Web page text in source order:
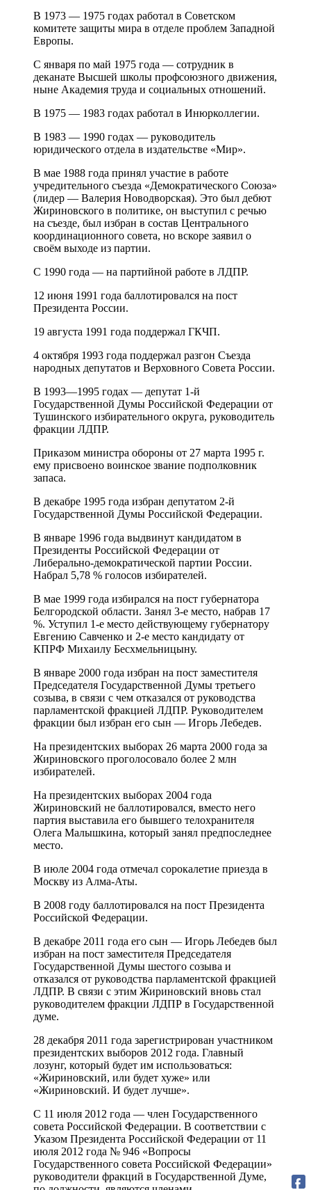
В 1973 — 1975 годах работал в Советском
комитете защиты мира в отделе проблем Западной
Европы.
С января по май 1975 года — сотрудник в
деканате Высшей школы профсоюзного движения,
ныне Академия труда и социальных отношений.
В 1975 — 1983 годах работал в Инюрколлегии.
В 1983 — 1990 годах — руководитель
юридического отдела в издательстве «Мир».
В мае 1988 года принял участие в работе
учредительного съезда «Демократического Союза»
(лидер — Валерия Новодворская). Это был дебют
Жириновского в политике, он выступил с речью
на съезде, был избран в состав Центрального
координационного совета, но вскоре заявил о
своём выходе из партии.
С 1990 года — на партийной работе в ЛДПР.
12 июня 1991 года баллотировался на пост
Президента России.
19 августа 1991 года поддержал ГКЧП.
4 октября 1993 года поддержал разгон Съезда
народных депутатов и Верховного Совета России.
В 1993—1995 годах — депутат 1-й
Государственной Думы Российской Федерации от
Тушинского избирательного округа, руководитель
фракции ЛДПР.
Приказом министра обороны от 27 марта 1995 г.
ему присвоено воинское звание подполковник
запаса.
В декабре 1995 года избран депутатом 2-й
Государственной Думы Российской Федерации.
В январе 1996 года выдвинут кандидатом в
Президенты Российской Федерации от
Либерально-демократической партии России.
Набрал 5,78 % голосов избирателей.
В мае 1999 года избирался на пост губернатора
Белгородской области. Занял 3-е место, набрав 17
%. Уступил 1-е место действующему губернатору
Евгению Савченко и 2-е место кандидату от
КПРФ Михаилу Бесхмельницыну.
В январе 2000 года избран на пост заместителя
Председателя Государственной Думы третьего
созыва, в связи с чем отказался от руководства
парламентской фракцией ЛДПР. Руководителем
фракции был избран его сын — Игорь Лебедев.
На президентских выборах 26 марта 2000 года за
Жириновского проголосовало более 2 млн
избирателей.
На президентских выборах 2004 года
Жириновский не баллотировался, вместо него
партия выставила его бывшего телохранителя
Олега Малышкина, который занял предпоследнее
место.
В июле 2004 года отмечал сорокалетие приезда в
Москву из Алма-Аты.
В 2008 году баллотировался на пост Президента
Российской Федерации.
В декабре 2011 года его сын — Игорь Лебедев был
избран на пост заместителя Председателя
Государственной Думы шестого созыва и
отказался от руководства парламентской фракцией
ЛДПР. В связи с этим Жириновский вновь стал
руководителем фракции ЛДПР в Государственной
думе.
28 декабря 2011 года зарегистрирован участником
президентских выборов 2012 года. Главный
лозунг, который будет им использоваться:
«Жириновский, или будет хуже» или
«Жириновский. И будет лучше».
С 11 июля 2012 года — член Государственного
совета Российской Федерации. В соответствии с
Указом Президента Российской Федерации от 11
июля 2012 года № 946 «Вопросы
Государственного совета Российской Федерации»
руководители фракций в Государственной Думе,